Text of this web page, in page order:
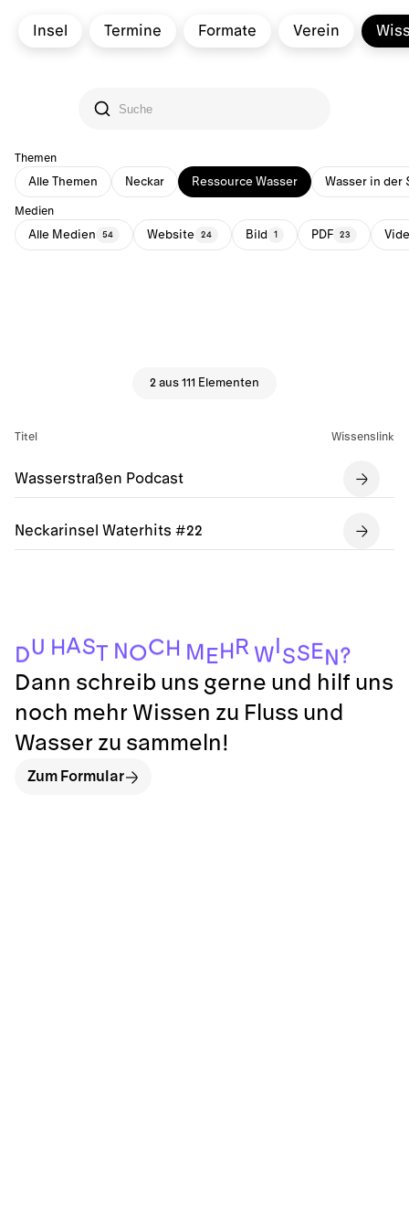
Insel Termine Formate Verein
Themen
Alle Themen Neckar Ressource Wasser Wasser in der
Medien
Alle Medien 54 Website 24 Bild 1 PDF 23
2 aus 111 Elementen
Titel Wissenslink
Wasserstraßen Podcast
Neckarinsel Waterhits #22
DU H AST N OC H M E H R W SS E N ?
Dann schreib uns gerne und hilf uns
noch mehr Wissen zu Fluss und
Wasser zu sammeln!
Zum Formular